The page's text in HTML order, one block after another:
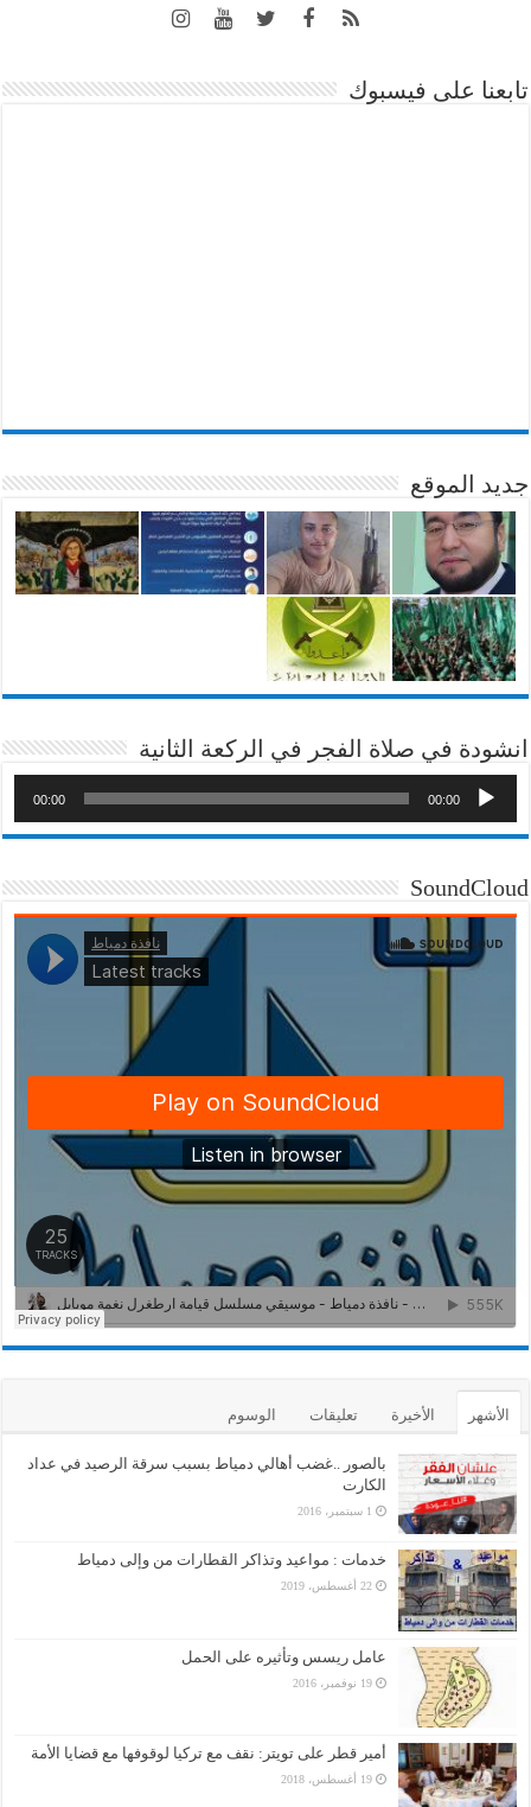
تابعنا على فيسبوك
جديد الموقع
انشودة في صلاة الفجر في الركعة الثانية
00:00
00:00
SoundCloud
الأشهر الأخيرة تعليقات الوسوم
بالصور ..غضب أهالي دمياط بسبب سرقة الرصيد في عداد
الكارت
1 سبتمبر، 2016
خدمات : مواعيد وتذاكر القطارات من وإلى دمياط
22 أغسطس، 2019
عامل ريسس وتأثيره على الحمل
19 نوفمبر، 2016
أمير قطر على تويتر: نقف مع تركيا لوقوفها مع قضايا الأمة
19 أغسطس، 2018